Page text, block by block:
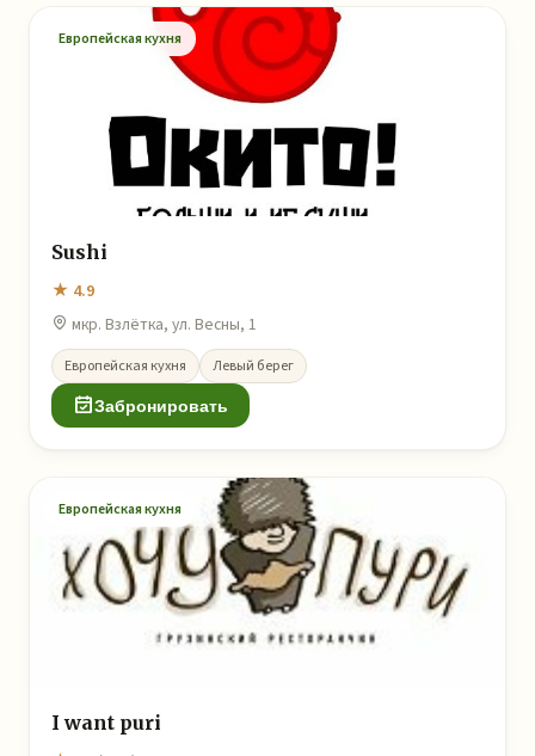
Европейская кухня
Sushi
★ 4.9
мкр. Взлётка, ул. Весны, 1
Европейская кухня Левый берег
Забронировать
Европейская кухня
I want puri